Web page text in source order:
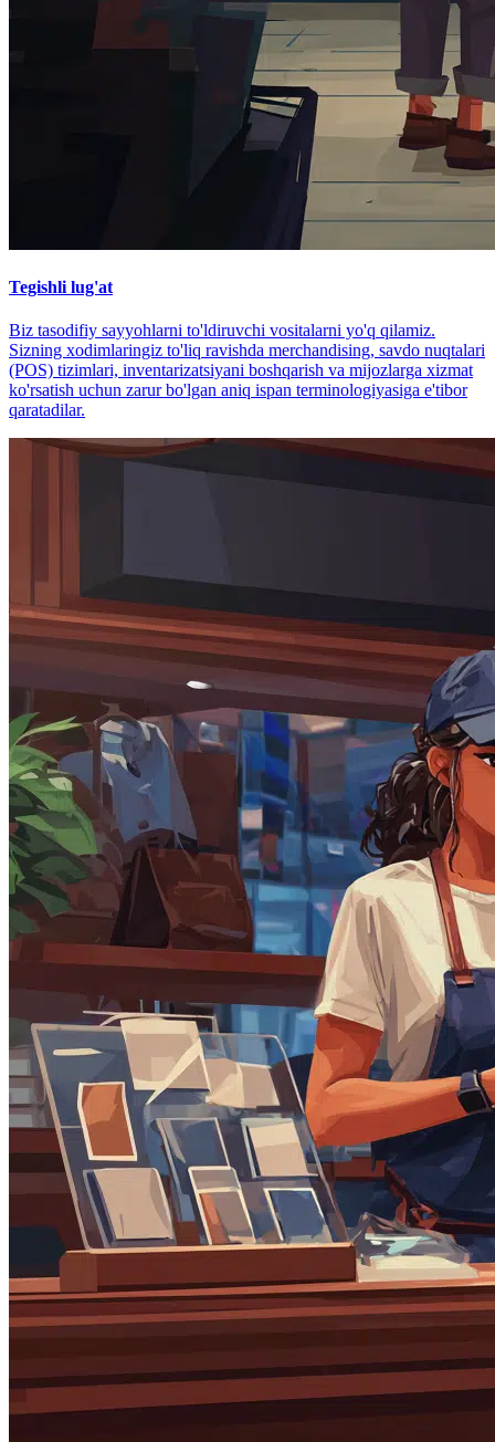
Tegishli lug'at
Biz tasodifiy sayyohlarni to'ldiruvchi vositalarni yo'q qilamiz.
Sizning xodimlaringiz to'liq ravishda merchandising, savdo nuqtalari
(POS) tizimlari, inventarizatsiyani boshqarish va mijozlarga xizmat
ko'rsatish uchun zarur bo'lgan aniq ispan terminologiyasiga e'tibor
qaratadilar.